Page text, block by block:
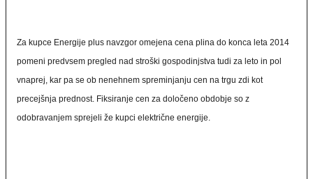
Za kupce Energije plus navzgor omejena cena plina do konca leta 2014
pomeni predvsem pregled nad stroški gospodinjstva tudi za leto in pol
vnaprej, kar pa se ob nenehnem spreminjanju cen na trgu zdi kot
precejšnja prednost. Fiksiranje cen za določeno obdobje so z
odobravanjem sprejeli že kupci električne energije.